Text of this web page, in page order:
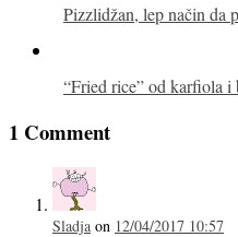
Pizzlidžan, lep način da
“Fried rice” od karfiola i
1 Comment
Sladja on 12/04/2017 10:57